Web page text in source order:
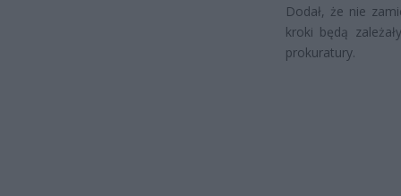
Dodał, że nie
kroki będą
prokuratury.